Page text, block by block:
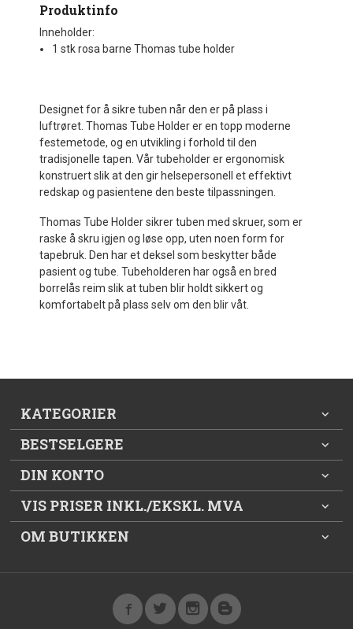
Produktinfo
Inneholder:
1 stk rosa barne Thomas tube holder
Designet for å sikre tuben når den er på plass i
luftrøret. Thomas Tube Holder er en topp moderne
festemetode, og en utvikling i forhold til den
tradisjonelle tapen. Vår tubeholder er ergonomisk
konstruert slik at den gir helsepersonell et effektivt
redskap og pasientene den beste tilpassningen.
Thomas Tube Holder sikrer tuben med skruer, som er
raske å skru igjen og løse opp, uten noen form for
tapebruk. Den har et deksel som beskytter både
pasient og tube. Tubeholderen har også en bred
borrelås reim slik at tuben blir holdt sikkert og
komfortabelt på plass selv om den blir våt.
KATEGORIER
BESTSELGERE
DIN KONTO
VIS PRISER INKL./EKSKL. MVA
OM BUTIKKEN